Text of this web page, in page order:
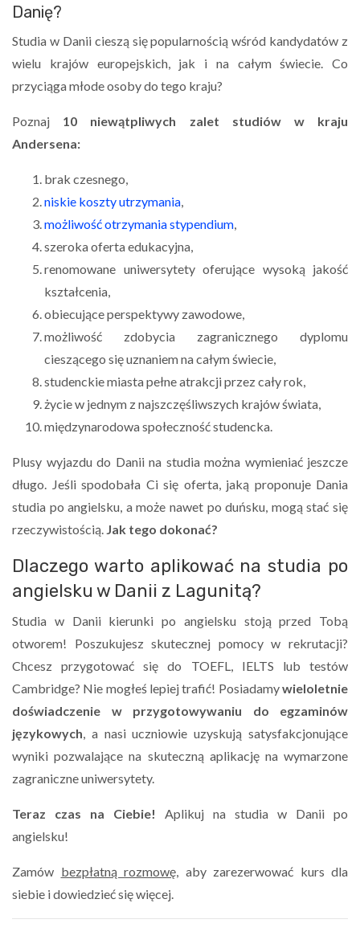
Danię?
Studia w Danii cieszą się popularnością wśród kandydatów z
wielu krajów europejskich, jak i na całym świecie. Co
przyciąga młode osoby do tego kraju?
Poznaj 10 niewątpliwych zalet studiów w kraju
Andersena:
brak czesnego,
niskie koszty utrzymania
możliwość otrzymania stypendium
szeroka oferta edukacyjna,
renomowane uniwersytety oferujące wysoką jakość
kształcenia,
obiecujące perspektywy zawodowe,
możliwość zdobycia zagranicznego dyplomu
cieszącego się uznaniem na całym świecie,
studenckie miasta pełne atrakcji przez cały rok,
życie w jednym z najszczęśliwszych krajów świata,
międzynarodowa społeczność studencka.
Plusy wyjazdu do Danii na studia można wymieniać jeszcze
długo. Jeśli spodobała Ci się oferta, jaką proponuje Dania
studia po angielsku, a może nawet po duńsku, mogą stać się
rzeczywistością. Jak tego dokonać?
Dlaczego warto aplikować na studia po
angielsku w Danii z Lagunitą?
Studia w Danii kierunki po angielsku stoją przed Tobą
otworem! Poszukujesz skutecznej pomocy w rekrutacji?
Chcesz przygotować się do TOEFL, IELTS lub testów
Cambridge? Nie mogłeś lepiej trafić! Posiadamywieloletnie
doświadczenie w przygotowywaniu do egzaminów
językowych , a nasi uczniowie uzyskują satysfakcjonujące
wyniki pozwalające na skuteczną aplikację na wymarzone
zagraniczne uniwersytety.
Teraz czas na Ciebie! Aplikuj na studia w Danii po
angielsku!
Zamów bezpłatną rozmowę,
aby zarezerwować kurs dla
siebie i dowiedzieć się więcej.